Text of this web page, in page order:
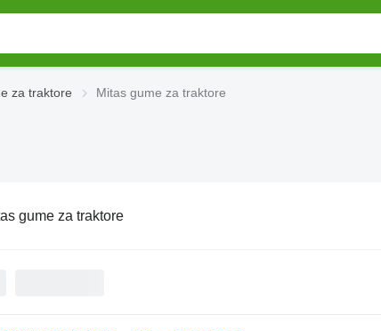
za traktore Mitas gume za traktore
gume za traktore